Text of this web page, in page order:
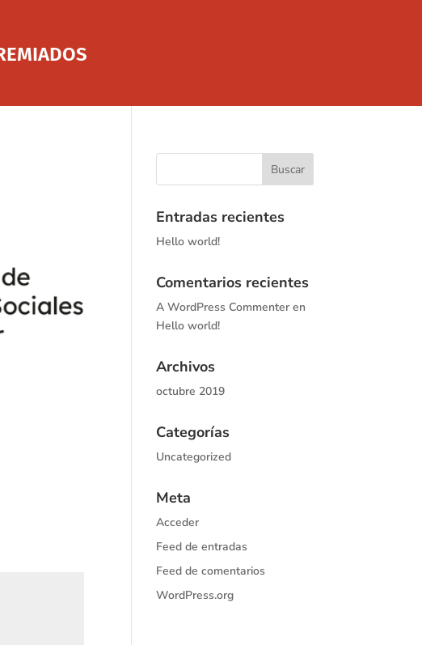
Entradas recientes
Hello world!
Comentarios recientes
A WordPress Commenter en
Hello world!
Archivos
octubre 2019
Categorías
Uncategorized
Meta
Acceder
Feed de entradas
Feed de comentarios
WordPress.org